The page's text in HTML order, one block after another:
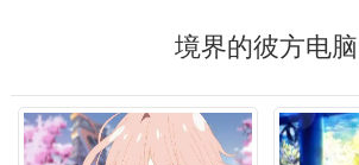
境界的彼方电脑